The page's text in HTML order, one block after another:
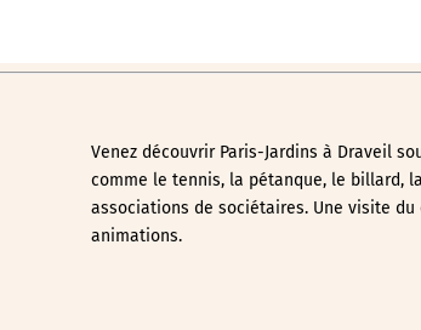
Venez découvrir Paris-Jardins à Draveil
comme le tennis, la pétanque, le billard,
associations de sociétaires. Une visite
animations.